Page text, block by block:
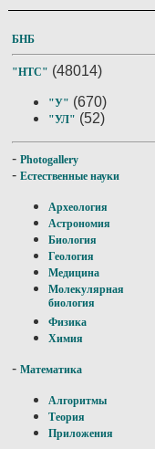
БНБ
"НТС" (48014)
"У" (670)
"УЛ" (52)
- Photogallery
- Естественные науки
Археология
Астрономия
Биология
Геология
Медицина
Молекулярная
биология
Физика
Химия
- Математика
Алгоритмы
Теория
Приложения